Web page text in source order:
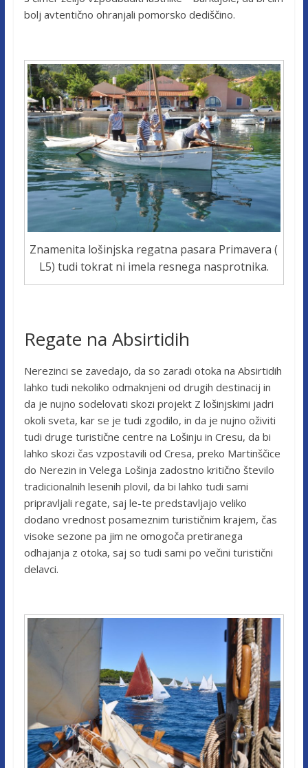
bolj avtentično ohranjali pomorsko dediščino.
Znamenita lošinjska regatna pasara Primavera (
L5) tudi tokrat ni imela resnega nasprotnika.
Regate na Absirtidih
Nerezinci se zavedajo, da so zaradi otoka na Absirtidih
lahko tudi nekoliko odmaknjeni od drugih destinacij in
da je nujno sodelovati skozi projekt Z lošinjskimi jadri
okoli sveta, kar se je tudi zgodilo, in da je nujno oživiti
tudi druge turistične centre na Lošinju in Cresu, da bi
lahko skozi čas vzpostavili od Cresa, preko Martinščice
do Nerezin in Velega Lošinja zadostno kritično število
tradicionalnih lesenih plovil, da bi lahko tudi sami
pripravljali regate, saj le-te predstavljajo veliko
dodano vrednost posameznim turističnim krajem, čas
visoke sezone pa jim ne omogoča pretiranega
odhajanja z otoka, saj so tudi sami po večini turistični
delavci.